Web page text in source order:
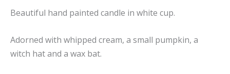
Beautiful hand painted candle in white cup.
Adorned with whipped cream, a small pumpkin, a
witch hat and a wax bat.